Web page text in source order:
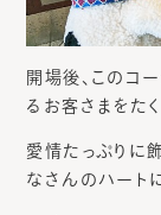
開場後、このコ
るお客さまをた
愛情たっぷりに
なさんのハート